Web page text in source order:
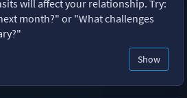
will affect your relationship. Try:
month?" or "What challenges
Show